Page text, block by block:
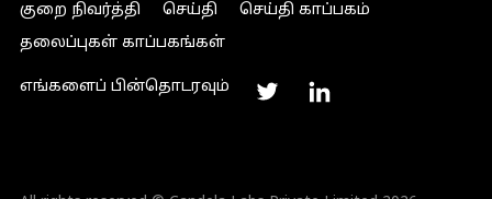
குறை நிவர்த்தி
செய்தி
செய்தி காப்பகம்
தலைப்புகள் காப்பகங்கள்
எங்களைப் பின்தொடரவும்